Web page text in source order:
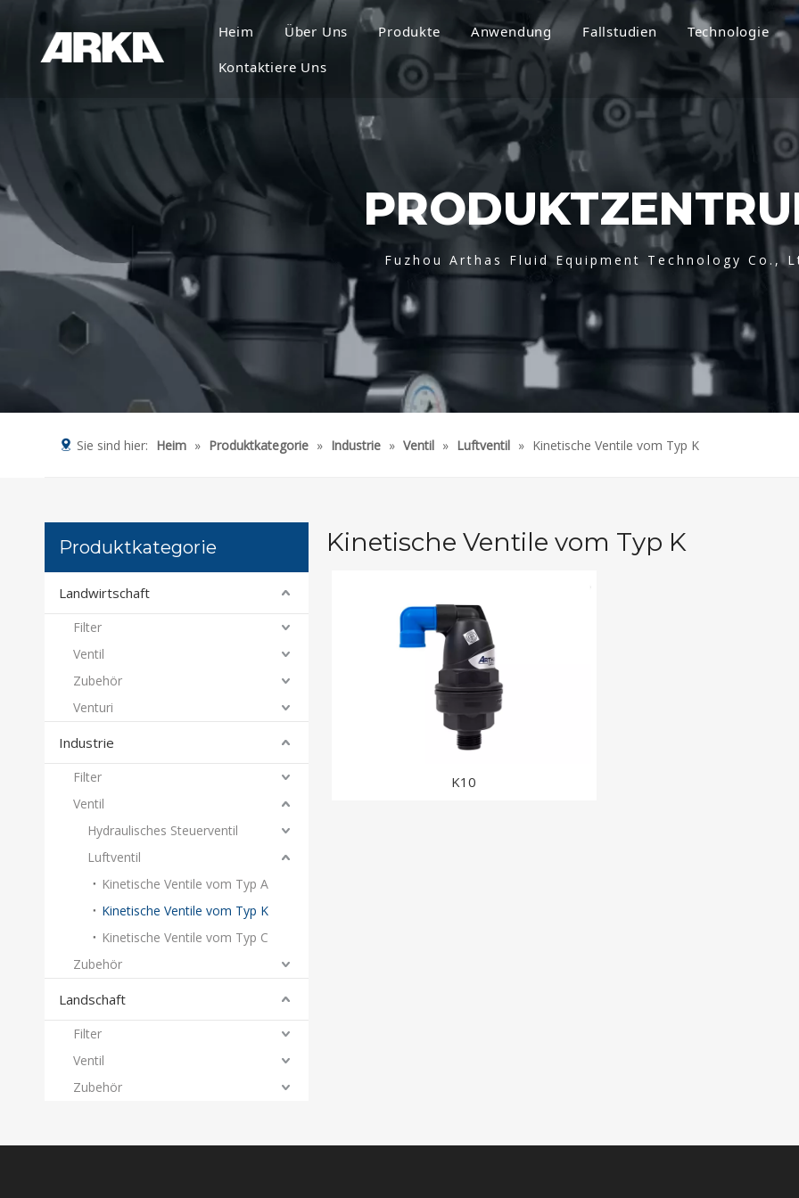
Heim Über Uns Produkte Anwendung Fallstudien Technologie
Kontaktiere Uns
Fuzhou Arthas Fluid Equipment Technology Co.,
Sie sind hier: Heim » Produktkategorie » Industrie » Ventil » Luftventil » Kinetische Ventile vom Typ K
Produktkategorie
Landwirtschaft
Filter
Ventil
Zubehör
Venturi
Industrie
Filter
Ventil
Hydraulisches Steuerventil
Luftventil
Kinetische Ventile vom Typ A
Kinetische Ventile vom Typ K
Kinetische Ventile vom Typ C
Zubehör
Landschaft
Filter
Ventil
Zubehör
Kinetische Ventile vom Typ K
K10